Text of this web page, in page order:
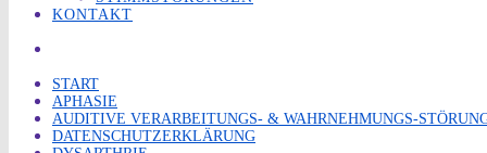
KONTAKT
START
APHASIE
AUDITIVE VERARBEITUNGS- & WAHRNEHMUNGS-
DATENSCHUTZERKLÄRUNG